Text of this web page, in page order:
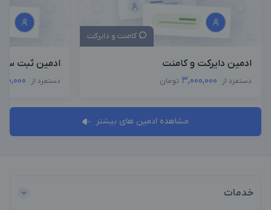
کامنت و دایرکت
ادمین دایرکت و کامنت
دستمزد از 3,000,000 تومان
ادمین ثبت
دستمزد از
مشاهده ادمین های بیشتر
خدمات